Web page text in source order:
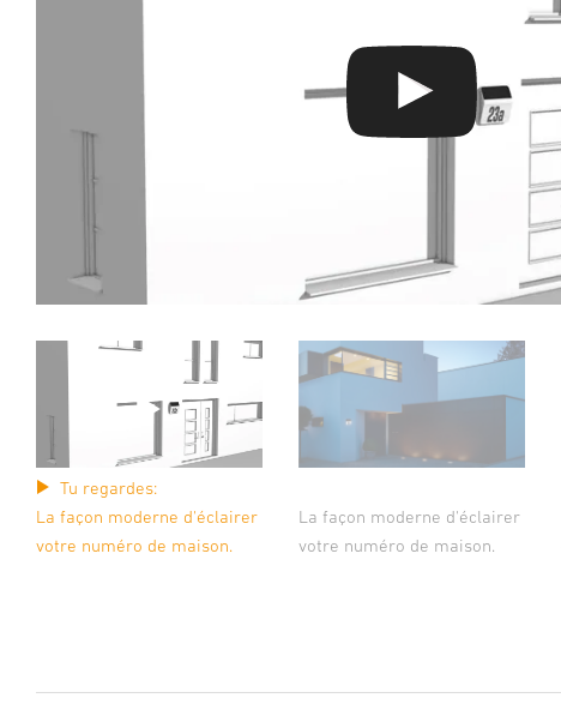
Tu regardes:
La façon moderne d'éclairer
votre numéro de maison.
La façon moderne d'éclairer
votre numéro de maison.